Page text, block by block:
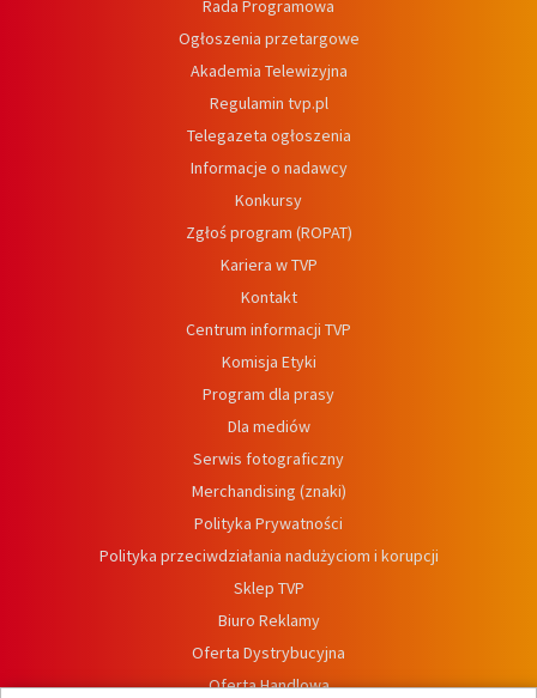
Rada Programowa
Ogłoszenia przetargowe
Akademia Telewizyjna
Regulamin tvp.pl
Telegazeta ogłoszenia
Informacje o nadawcy
Konkursy
Zgłoś program (ROPAT)
Kariera w TVP
Kontakt
Centrum informacji TVP
Komisja Etyki
Program dla prasy
Dla mediów
Serwis fotograficzny
Merchandising (znaki)
Polityka Prywatności
Polityka przeciwdziałania nadużyciom i korupcji
Sklep TVP
Biuro Reklamy
Oferta Dystrybucyjna
Oferta Handlowa